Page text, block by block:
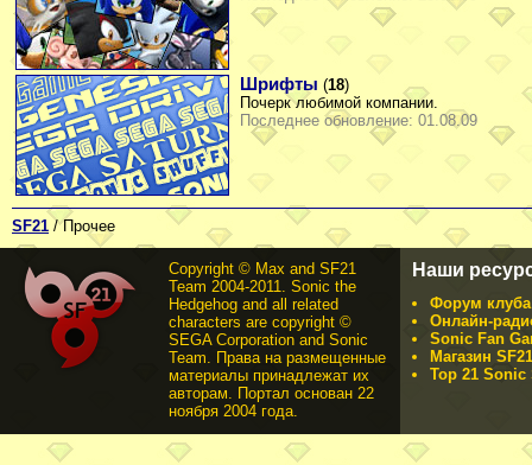
Шрифты (18)
Почерк любимой компании.
Последнее обновление: 01.08.09
SF21 / Прочее
Copyright © Max and SF21
Team 2004-2011. Sonic the
Hedgehog and all related
characters are copyright ©
SEGA Corporation and Sonic
Team. Права на размещенные
материалы принадлежат их
авторам. Портал основан 22
ноября 2004 года.
Наши
Форум
Онлайн-
Sonic Fan
Магазин
Top 21 Sonic